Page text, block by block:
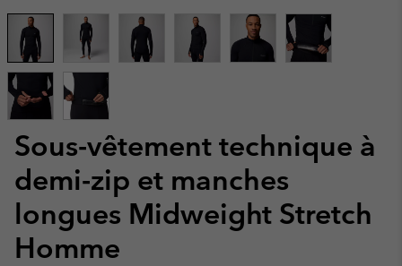
Sous-vêtement technique à
demi-zip et manches
longues Midweight Stretch
Homme